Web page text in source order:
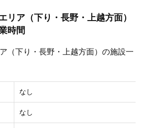
リア（下り・長野・上越方面）
時間
（下り・長野・上越方面）の施設一
なし
なし